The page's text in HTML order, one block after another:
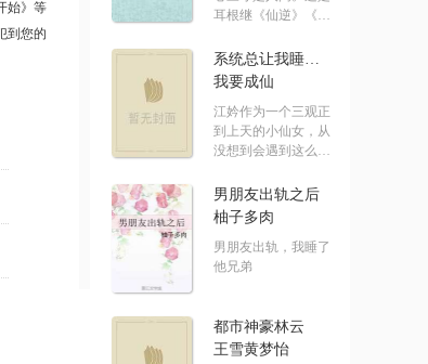
始》 等
到您的
耳根继《仙逆》《求
系统总让我睡男主[快穿]
我要成仙
江妗作为一个三观正
到上天的小仙女，从
没想到会遇到这么没
男朋友出轨之后
柚子多肉
男朋友出轨，我睡了
他兄弟
都市神豪林云
王雪黄梦怡